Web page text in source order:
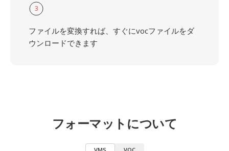
3
ファイルを変換すれば、すぐにvocファイルをダ
ウンロードできます
フォーマットについて